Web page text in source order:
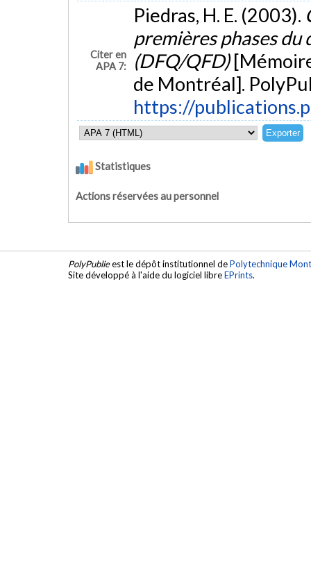
Citer en
APA 7:
Piedras, H. E. (2003).
premières phases
(DFQ/QFD)
de Montréal].
https://
Statistiques
Actions réservées au personnel
PolyPublieest le dépôt institutionnel dePolytechnique
Site développé à l'aide du logiciel libreEPrints.